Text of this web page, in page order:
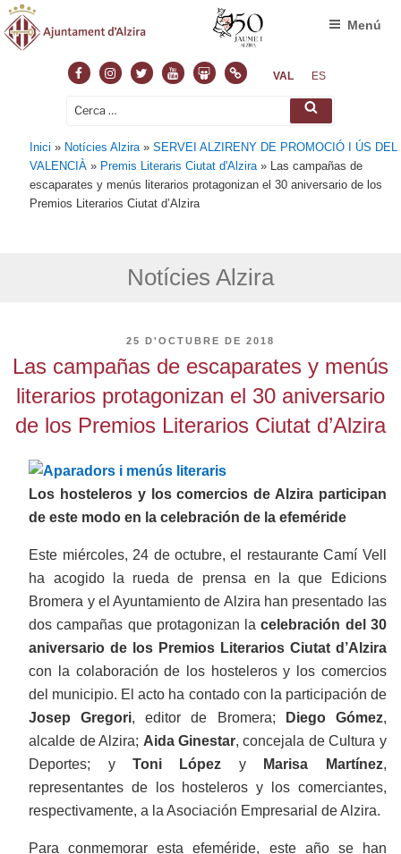
FacebookInstagram
TwitterYoutubeSlideshare
NormasVAL ES
Cerca: Cerca
Menú
Inici » Notícies Alzira »SERVEI ALZIRENY DE PROMOCIÓ I ÚS DEL
VALENCIÀ » Premis Literaris Ciutat d'Alzira » Las campañas de
escaparates y menús literarios protagonizan el 30 aniversario de los
Premios Literarios Ciutat d’Alzira
Notícies Alzira
PUBLICAT
25 D'OCTUBRE DE 2018
Las campañas de escaparates y menús
literarios protagonizan el 30 aniversario
de los Premios Literarios Ciutat d’Alzira
Los hosteleros y los comercios de Alzira participan
de este modo en la celebración de la efeméride
Este miércoles, 24 de octubre, el restaurante Camí Vell
ha acogido la rueda de prensa en la que Edicions
Bromera y el Ayuntamiento de Alzira han presentado las
dos campañas que protagonizan lacelebración del 30
aniversario de los Premios Literarios Ciutat d’Alzira
con la colaboración de los hosteleros y los comercios
del municipio. El acto ha contado con la participación de
Josep Gregori, editor de Bromera; Diego Gómez,
alcalde de Alzira; Aida Ginestar, concejala de Cultura y
Deportes; yToni López y Marisa Martínez,
representantes de los hosteleros y los comerciantes,
respectivamente, a la Asociación Empresarial de Alzira.
Para conmemorar esta efeméride, este año se han